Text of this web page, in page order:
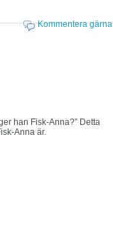
Kommentera gärna
han Fisk-Anna?” Detta
Anna är.